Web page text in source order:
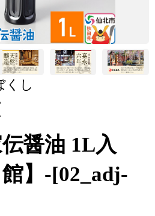
くし
醤油 1L入
館】-[02_adj-